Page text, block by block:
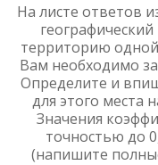
На листе ответов
территорию
Вам необходимо
Определите и
для этого места
Значения
точностью до
(напишите